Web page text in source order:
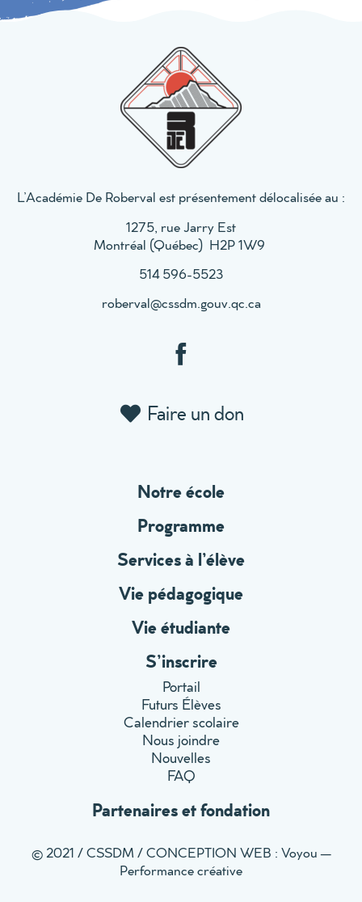
L’Académie De Roberval est présentement délocalisée au :
1275, rue Jarry Est
Montréal (Québec) H2P 1W9
514596-5523
roberval@cssdm.gouv.qc.ca
Faire un don
Notre école
Programme
Services à l’élève
Vie pédagogique
Vie étudiante
S’inscrire
Portail
Futurs Élèves
Calendrier scolaire
Nous joindre
Nouvelles
FAQ
Partenaires et fondation
© 2021 / CSSDM /CONCEPTION WEB : Voyou —
Performance créative